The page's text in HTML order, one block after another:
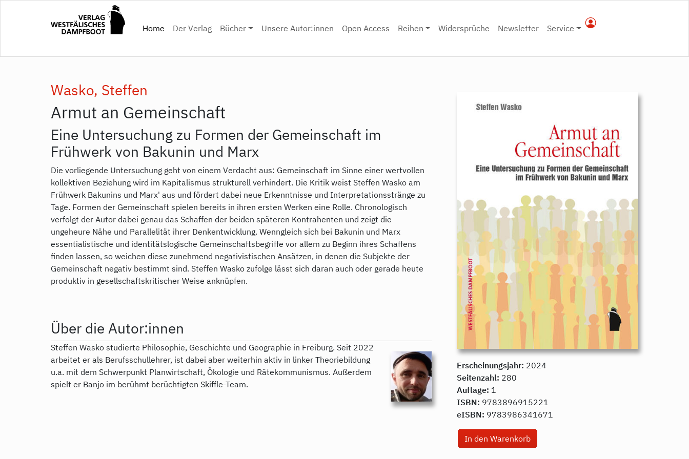
Home(current)
Der Verlag Bücher Unsere Autor:innen Open Access Reihen Widersprüche Newsletter Service
Wasko, Steffen
Armut an Gemeinschaft
Eine Untersuchung zu Formen der Gemeinschaft im
Frühwerk von Bakunin und Marx
Die vorliegende Untersuchung geht von einem Verdacht aus: Gemeinschaft im Sinne einer wertvollen
kollektiven Beziehung wird im Kapitalismus strukturell verhindert. Die Kritik weist Steffen Wasko am
Frühwerk Bakunins und Marx' aus und fördert dabei neue Erkenntnisse und Interpretationsstränge zu
Tage. Formen der Gemeinschaft spielen bereits in ihren ersten Werken eine Rolle. Chronologisch
verfolgt der Autor dabei genau das Schaffen der beiden späteren Kontrahenten und zeigt die
ungeheure Nähe und Parallelität ihrer Denkentwicklung. Wenngleich sich bei Bakunin und Marx
essentialistische und identitätslogische Gemeinschaftsbegriffe vor allem zu Beginn ihres Schaffens
finden lassen, so weichen diese zunehmend negativistischen Ansätzen, in denen die Subjekte der
Gemeinschaft negativ bestimmt sind. Steffen Wasko zufolge lässt sich daran auch oder gerade heute
produktiv in gesellschaftskritischer Weise anknüpfen.
Über die Autor:innen
Steffen Wasko studierte Philosophie, Geschichte und Geographie in Freiburg. Seit 2022
arbeitet er als Berufsschullehrer, ist dabei aber weiterhin aktiv in linker Theoriebildung
u.a. mit dem Schwerpunkt Planwirtschaft, Ökologie und Rätekommunismus. Außerdem
spielt er Banjo im berühmt berüchtigten Skiffle-Team.
Erscheinungsjahr: 2024
Seitenzahl: 280
Auflage: 1
ISBN: 9783896915221
eISBN: 9783986341671